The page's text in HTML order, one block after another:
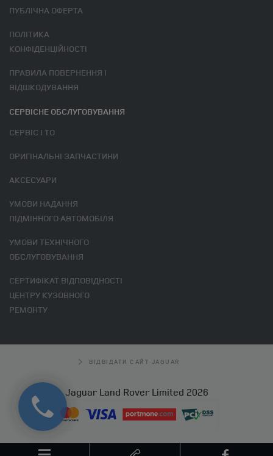
ПУБЛІЧНА ОФЕРТА
ПОЛІТИКА
КОНФІДЕНЦІЙНОСТІ
ПРАВИЛА ПОВЕРНЕННЯ І
ВІДШКОДУВАННЯ
СЕРВІСНЕ ОБСЛУГОВУВАННЯ
СЕРВІС І ТО
ОРИГІНАЛЬНІ ЗАПЧАСТИНИ
АКСЕСУАРИ
УМОВИ НАДАННЯ
ПІДМІННОГО АВТОМОБІЛЯ
УМОВИ ТЕХНІЧНОГО
ОБСЛУГОВУВАННЯ
СЕРТИФІКАТ ВІДПОВІДНОСТІ
ЦЕНТРУ КУЗОВНОГО
РЕМОНТУ
ВІДВІДАТИ САЙТ JAGUAR
Jaguar Land Rover Limited 2026